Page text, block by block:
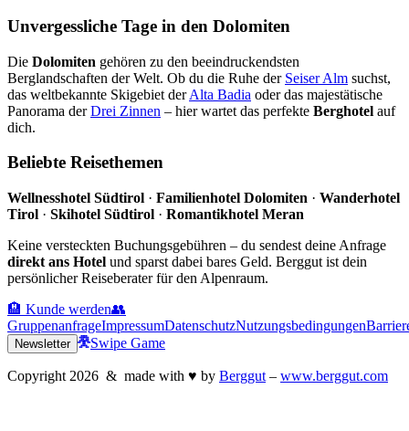
Unvergessliche Tage in den Dolomiten
Die Dolomiten gehören zu den beeindruckendsten
Berglandschaften der Welt. Ob du die Ruhe der Seiser Alm suchst,
das weltbekannte Skigebiet derAlta Badia oder das majestätische
Panorama derDrei Zinnen – hier wartet das perfekte Berghotel auf
dich.
Beliebte Reisethemen
Wellnesshotel Südtirol · Familienhotel Dolomiten · Wanderhotel
Tirol · Skihotel Südtirol · Romantikhotel Meran
Keine versteckten Buchungsgebühren – du sendest deine Anfrage
direkt ans Hotel und sparst dabei bares Geld. Berggut ist dein
persönlicher Reiseberater für den Alpenraum.
🏨 Kunde werden👥
GruppenanfrageImpressumDatenschutzNutzungsbedingungen
Newsletter Swipe Game
Copyright 2026 & made with ♥ by Berggut – www.berggut.com